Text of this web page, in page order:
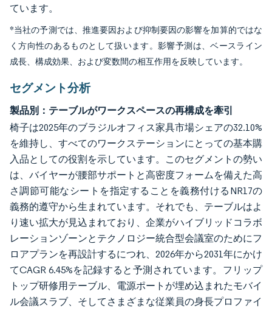
ています。
*当社の予測では、推進要因および抑制要因の影響を加算的ではな
く方向性のあるものとして扱います。影響予測は、ベースライン
成長、構成効果、および変数間の相互作用を反映しています。
セグメント分析
製品別：テーブルがワークスペースの再構成を牽引
椅子は2025年のブラジルオフィス家具市場シェアの32.10%
を維持し、すべてのワークステーションにとっての基本購
入品としての役割を示しています。このセグメントの勢い
は、バイヤーが腰部サポートと高密度フォームを備えた高
さ調節可能なシートを指定することを義務付けるNR17の
義務的遵守から生まれています。それでも、テーブルはよ
り速い拡大が見込まれており、企業がハイブリッドコラボ
レーションゾーンとテクノロジー統合型会議室のためにフ
ロアプランを再設計するにつれ、2026年から2031年にかけ
てCAGR 6.45%を記録すると予測されています。フリップ
トップ研修用テーブル、電源ポートが埋め込まれたモバイ
ル会議スラブ、そしてさまざまな従業員の身長プロファイ